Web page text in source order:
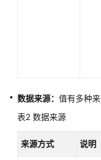
型
作
数据来源： 值有多种来
表2 数据来源
来源方式 说明